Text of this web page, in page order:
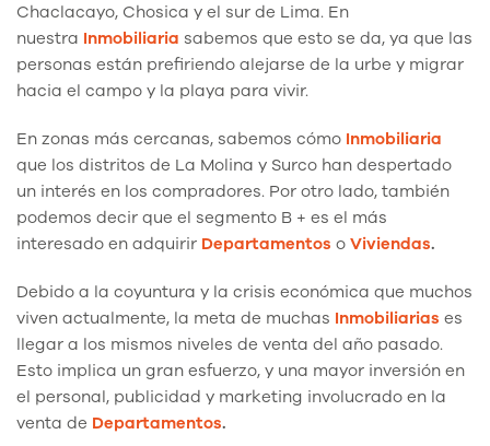
Chaclacayo, Chosica y el sur de Lima. En
nuestra Inmobiliaria sabemos que esto se da, ya que las
personas están prefiriendo alejarse de la urbe y migrar
hacia el campo y la playa para vivir.
En zonas más cercanas, sabemos cómo Inmobiliaria
que los distritos de La Molina y Surco han despertado
un interés en los compradores. Por otro lado, también
podemos decir que el segmento B + es el más
interesado en adquirir Departamentos o Viviendas.
Debido a la coyuntura y la crisis económica que muchos
viven actualmente, la meta de muchas Inmobiliarias es
llegar a los mismos niveles de venta del año pasado.
Esto implica un gran esfuerzo, y una mayor inversión en
el personal, publicidad y marketing involucrado en la
venta de Departamentos.